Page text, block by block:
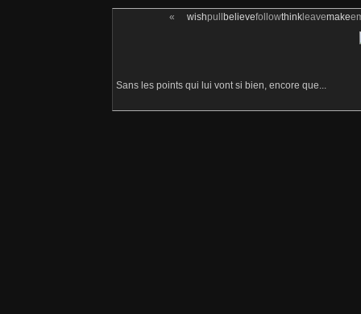
« wishpull believefollowthinkleavemake
Sans les points qui lui vont si bien, encore que...